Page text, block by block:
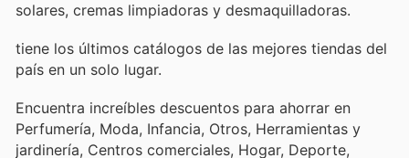
solares, cremas limpiadoras y desmaquilladoras.
tiene los últimos catálogos de las mejores tiendas del
país en un solo lugar.
Encuentra increíbles descuentos para ahorrar en
Perfumería, Moda, Infancia, Otros, Herramientas y
jardinería, Centros comerciales, Hogar, Deporte,